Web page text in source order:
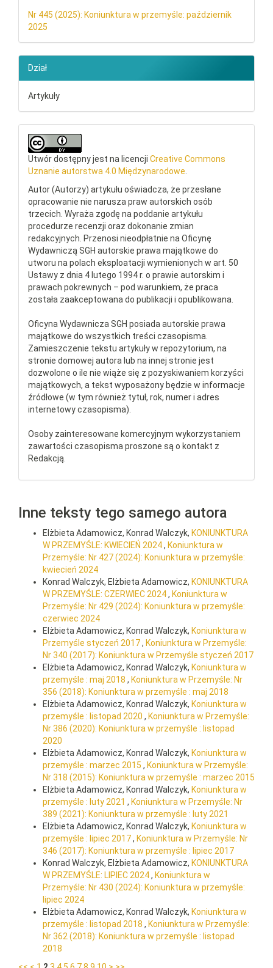
Nr 445 (2025): Koniunktura w przemyśle: październik
2025
Dział
Artykuły
Utwór dostępny jest na licencji Creative Commons
Uznanie autorstwa 4.0 Międzynarodowe
Autor (Autorzy) artykułu oświadcza, że przesłane
opracowanie nie narusza praw autorskich osób
trzecich. Wyraża zgodę na poddanie artykułu
procedurze recenzji oraz dokonanie zmian
redakcyjnych. Przenosi nieodpłatnie na Oficynę
Wydawniczą SGH autorskie prawa majątkowe do
utworu na polach eksploatacji wymienionych w art. 50
Ustawy z dnia 4 lutego 1994 r. o prawie autorskim i
prawach pokrewnych – pod warunkiem, że praca
została zaakceptowana do publikacji i opublikowana.
Oficyna Wydawnicza SGH posiada autorskie prawa
majątkowe do wszystkich treści czasopisma.
Zamieszczenie tekstu artykuły w repozytorium, na
stronie domowej autora lub na innej stronie jest
dozwolone o ile nie wiąże się z pozyskiwaniem korzyści
majątkowych, a tekst wyposażony będzie w informacje
źródłowe (w tym również tytuł, rok, numer i adres
internetowy czasopisma).
Osoby zainteresowane komercyjnym wykorzystaniem
zawartości czasopisma proszone są o kontakt z
Redakcją.
Inne teksty tego samego autora
Elżbieta Adamowicz, Konrad Walczyk, KONIUNKTURA
W PRZEMYŚLE: KWIECIEŃ 2024, Koniunktura w
Przemyśle: Nr 427 (2024): Koniunktura w przemyśle:
kwiecień 2024
Konrad Walczyk, Elżbieta Adamowicz, KONIUNKTURA
W PRZEMYŚLE: CZERWIEC 2024, Koniunktura w
Przemyśle: Nr 429 (2024): Koniunktura w przemyśle:
czerwiec 2024
Elżbieta Adamowicz, Konrad Walczyk, Koniunktura w
Przemyśle styczeń 2017, Koniunktura w Przemyśle:
Nr 340 (2017): Koniunktura w Przemyśle styczeń 2017
Elżbieta Adamowicz, Konrad Walczyk, Koniunktura w
przemyśle : maj 2018 , Koniunktura w Przemyśle: Nr
356 (2018): Koniunktura w przemyśle : maj 2018
Elżbieta Adamowicz, Konrad Walczyk, Koniunktura w
przemyśle : listopad 2020 , Koniunktura w Przemyśle:
Nr 386 (2020): Koniunktura w przemyśle : listopad
2020
Elżbieta Adamowicz, Konrad Walczyk, Koniunktura w
przemyśle : marzec 2015 , Koniunktura w Przemyśle:
Nr 318 (2015): Koniunktura w przemyśle : marzec 2015
Elżbieta Adamowicz, Konrad Walczyk, Koniunktura w
przemyśle : luty 2021 , Koniunktura w Przemyśle: Nr
389 (2021): Koniunktura w przemyśle : luty 2021
Elżbieta Adamowicz, Konrad Walczyk, Koniunktura w
przemyśle : lipiec 2017, Koniunktura w Przemyśle: Nr
346 (2017): Koniunktura w przemyśle : lipiec 2017
Konrad Walczyk, Elżbieta Adamowicz, KONIUNKTURA
W PRZEMYŚLE: LIPIEC 2024, Koniunktura w
Przemyśle: Nr 430 (2024): Koniunktura w przemyśle:
lipiec 2024
Elżbieta Adamowicz, Konrad Walczyk, Koniunktura w
przemyśle : listopad 2018 , Koniunktura w Przemyśle:
Nr 362 (2018): Koniunktura w przemyśle : listopad
2018